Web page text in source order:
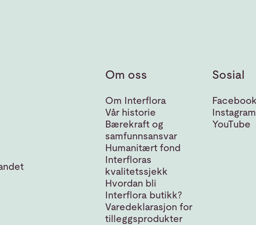
Om oss
Om Interflora
Vår historie
Bærekraft og
samfunnsansvar
Humanitært fond
Interfloras
kvalitetssjekk
Hvordan bli
Interflora butikk?
Varedeklarasjon for
tilleggsprodukter
Sosial
Facebook
Instagram
YouTube